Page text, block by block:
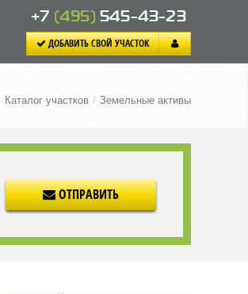
+7 (495) 545-43-23
ДОБАВИТЬ СВОЙ УЧАСТОК
Каталог участков / Земельные активы
ОТПРАВИТЬ